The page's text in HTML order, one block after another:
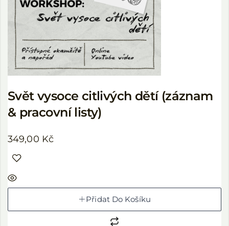
Svět vysoce citlivých dětí (záznam
& pracovní listy)
349,00 Kč
Přidat Do Košíku